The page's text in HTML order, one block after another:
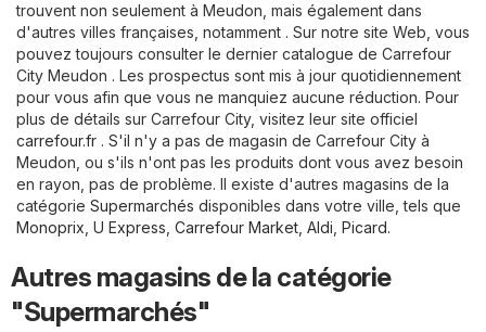
trouvent non seulement à Meudon, mais également dans
d'autres villes françaises, notamment . Sur notre site Web, vous
pouvez toujours consulter le dernier catalogue de Carrefour
City Meudon . Les prospectus sont mis à jour quotidiennement
pour vous afin que vous ne manquiez aucune réduction. Pour
plus de détails sur Carrefour City, visitez leur site officiel
carrefour.fr . S'il n'y a pas de magasin de Carrefour City à
Meudon, ou s'ils n'ont pas les produits dont vous avez besoin
en rayon, pas de problème. Il existe d'autres magasins de la
catégorie Supermarchés disponibles dans votre ville, tels que
Monoprix U Express Carrefour Market Aldi Picard.
Autres magasins de la catégorie
"Supermarchés"